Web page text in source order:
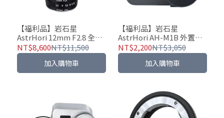
【福利品】岩石星
AstrHori 12mm F2.8 全片
幅 超廣角魚眼鏡頭
NT$8,600NT$11,500
加入購物車
【福利品】岩石星
AstrHori AH-M1B 外置測
光表 黃銅版
NT$2,200NT$3,050
加入購物車